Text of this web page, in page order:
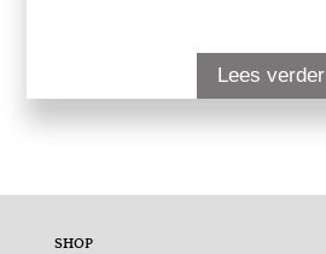
Lees verder
SHOP